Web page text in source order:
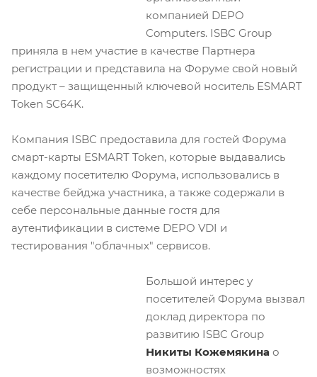
компанией DEPO
Computers. ISBC Group
приняла в нем участие в качестве Партнера
регистрации и представила на Форуме свой новый
продукт – защищенный ключевой носитель ESMART
Token SC64K.
Компания ISBC предоставила для гостей Форума
смарт-карты ESMART Token, которые выдавались
каждому посетителю Форума, использовались в
качестве бейджа участника, а также содержали в
себе персональные данные гостя для
аутентификации в системе DEPO VDI и
тестирования "облачных" сервисов.
Большой интерес у
посетителей Форума вызвал
доклад директора по
развитию ISBC Group
Никиты Кожемякина о
возможностях